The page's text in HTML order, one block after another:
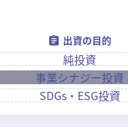
出資の目的
純投資
事業シナジー投資
SDGs・ESG投資